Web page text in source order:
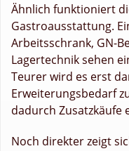
Ähnlich funktioniert
Gastroausstattung.
Arbeitsschrank, GN-
Lagertechnik sehen
Teurer wird es erst
Erweiterungsbedarf
dadurch Zusatzkäufe
Noch direkter zeigt